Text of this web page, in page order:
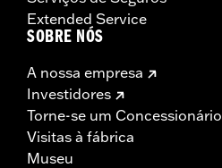
Extended Service
SOBRE NÓS
A nossa empresa
Investidores
Torne-se um Concessionário
Visitas à fábrica
Museu